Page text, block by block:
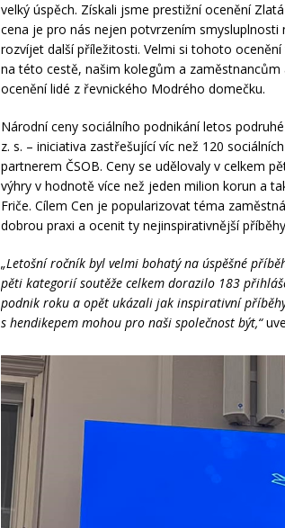
velký úspěch. Získali jsme prestižní ocenění
cena je pro nás nejen potvrzením
rozvíjet další příležitosti. Velmi si tohoto
na této cestě, našim kolegům a zaměstnancům
ocenění lidé z řevnického Modrého domečku.
Národní ceny sociálního podnikání letos
z. s. – iniciativa zastřešující víc než 120
partnerem ČSOB. Ceny se udělovaly v celkem
výhry v hodnotě více než jeden milion korun a
Friče. Cílem Cen je popularizovat téma
dobrou praxi a ocenit ty nejinspirativnější
„Letošní ročník byl velmi bohatý na úspěšné
pěti kategorií soutěže celkem dorazilo 183
podnik roku a opět ukázali jak inspirativní
s hendikepem mohou pro naši společnost být,“